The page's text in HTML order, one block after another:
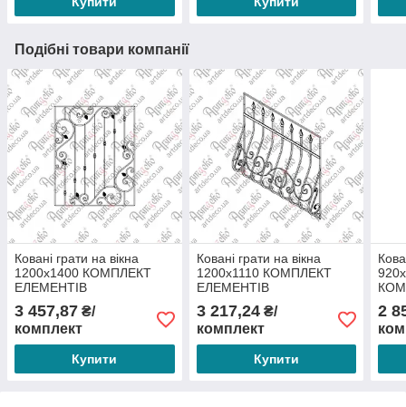
Подібні товари компанії
Ковані грати на вікна
1200х1400 КОМПЛЕКТ
ЕЛЕМЕНТІВ
3 457,87 ₴/
комплект
Купити
Ковані грати на вікна
1200х1110 КОМПЛЕКТ
ЕЛЕМЕНТІВ
3 217,24₴/
комплект
Купити
2